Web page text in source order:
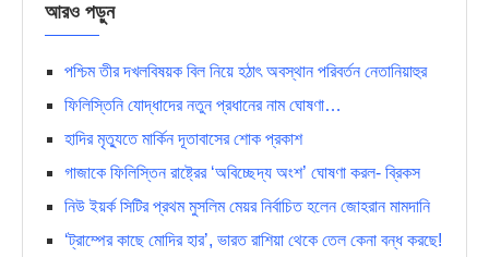
আরও পড়ুন
পশ্চিম তীর দখলবিষয়ক বিল নিয়ে হঠাৎ অবস্থান পরিবর্তন নেতানিয়াহুর
ফিলিস্তিনি যোদ্ধাদের নতুন প্রধানের নাম ঘোষণা…
হাদির মৃত্যুতে মা‌র্কিন দূতাবাসের শোক প্রকাশ
গাজাকে ফিলিস্তিন রাষ্ট্রের ‘অবিচ্ছেদ্য অংশ’ ঘোষণা করল- ব্রিকস
নিউ ইয়র্ক সিটির প্রথম মুসলিম মেয়র নির্বাচিত হলেন জোহরান মামদানি
‘ট্রাম্পের কাছে মোদির হার’, ভারত রাশিয়া থেকে তেল কেনা বন্ধ করছে!